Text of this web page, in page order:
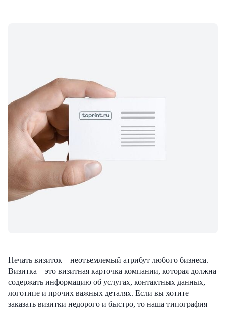
Печать визиток – неотъемлемый атрибут любого бизнеса.
Визитка – это визитная карточка компании, которая должна
содержать информацию об услугах, контактных данных,
логотипе и прочих важных деталях. Если вы хотите
заказать визитки недорого и быстро, то наша типография